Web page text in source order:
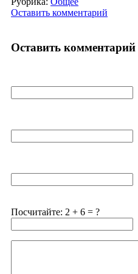
Оставить комментарий
Оставить комментарий
Посчитайте: 2 + 6 = ?